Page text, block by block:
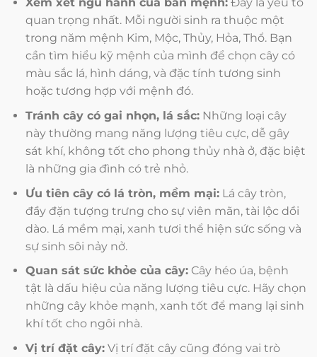
Xem xét ngũ hành của bản mệnh:Đây là yếu tố
quan trọng nhất. Mỗi người sinh ra thuộc một
trong năm mệnh Kim, Mộc, Thủy, Hỏa, Thổ. Bạn
cần tìm hiểu kỹ mệnh của mình để chọn cây có
màu sắc lá, hình dáng, và đặc tính tương sinh
hoặc tương hợp với mệnh đó.
Tránh cây có gai nhọn, lá sắc:Những loại cây
này thường mang năng lượng tiêu cực, dễ gây
sát khí, không tốt cho phong thủy nhà ở, đặc biệt
là những gia đình có trẻ nhỏ.
Ưu tiên cây có lá tròn, mềm mại:Lá cây tròn,
đầy đặn tượng trưng cho sự viên mãn, tài lộc dồi
dào. Lá mềm mại, xanh tươi thể hiện sức sống và
sự sinh sôi nảy nở.
Quan sát sức khỏe của cây:Cây héo úa, bệnh
tật là dấu hiệu của năng lượng tiêu cực. Hãy chọn
những cây khỏe mạnh, xanh tốt để mang lại sinh
khí tốt cho ngôi nhà.
Vị trí đặt cây:Vị trí đặt cây cũng đóng vai trò